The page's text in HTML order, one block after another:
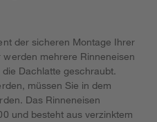
der sicheren Montage Ihrer
mehrere Rinneneisen
Dachlatte geschraubt.
müssen Sie in dem
Das Rinneneisen
und besteht aus verzinktem